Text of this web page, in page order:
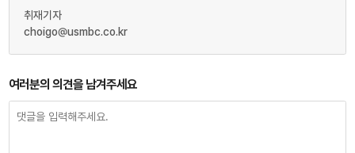
취재기자
choigo@usmbc.co.kr
여러분의 의견을 남겨주세요